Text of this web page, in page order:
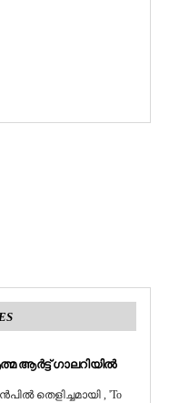
ആത്മ ആർട്ട് ഗാലറിയിൽ
തെളിച്ചമായി , 'To